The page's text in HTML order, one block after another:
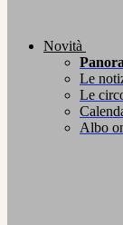
Novità
Le
Le
Albo